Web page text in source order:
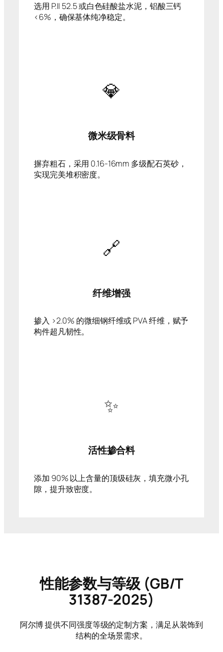
选用 P.II 52.5 或白色硅酸盐水泥，铝酸三钙
<6%，确保基体纯净稳定。
💎
微米级骨料
摒弃粗石，采用 0.16-16mm 多级配石英砂，
实现完美堆积密度。
🔗
纤维增强
掺入 >2.0% 的微细钢纤维或 PVA 纤维，赋予
构件超凡韧性。
✨
活性掺合料
添加 90% 以上含量的顶级硅灰，填充微小孔
隙，提升致密度。
性能参数与等级 (GB/T
31387-2025)
阿尔博 提供不同强度等级的定制方案，满足从装饰到
结构的全场景需求。